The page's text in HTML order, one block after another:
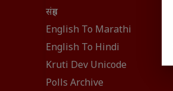
संग्रह
English To Marathi
English To Hindi
Kruti Dev Unicode
Polls Archive